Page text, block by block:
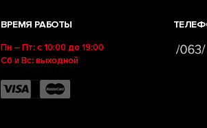
ВРЕМЯ РАБОТЫ
Пн – Пт: с 10:00 до 19:00
Сб и Вс: выходной